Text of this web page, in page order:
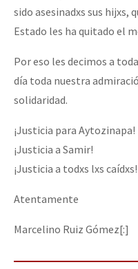
sido asesinadxs sus hijxs,
Estado les ha quitado el
Por eso les decimos a
día toda nuestra
solidaridad.
¡Justicia para Aytozinapa!
¡Justicia a Samir!
¡Justicia a todxs lxs caídxs!
Atentamente
Marcelino Ruiz Gómez[:]